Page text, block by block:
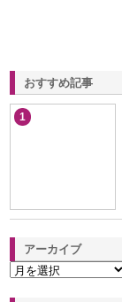
おすすめ記事
1
アーカイブ